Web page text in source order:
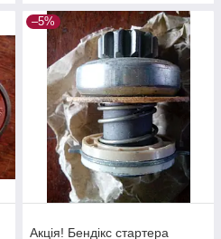
–5%
Акція! Бендікс стартера